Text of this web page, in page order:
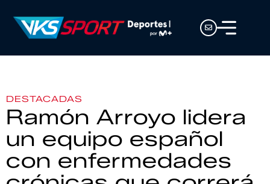
DESTACADAS
Ramón Arroyo lidera
un equipo español
con enfermedades